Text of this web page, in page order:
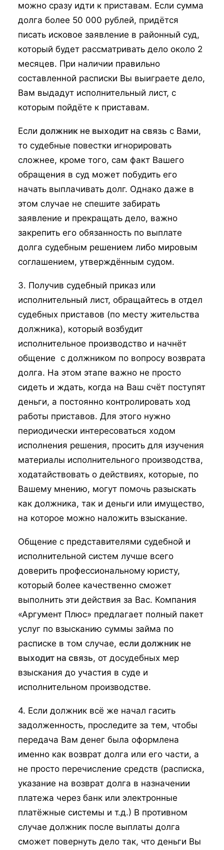
можно сразу идти к приставам. Если сумма
долга более 50 000 рублей, придётся
писать исковое заявление в районный суд,
который будет рассматривать дело около 2
месяцев. При наличии правильно
составленной расписки Вы выиграете дело,
Вам выдадут исполнительный лист, с
которым пойдёте к приставам.
Если должник не выходит на связь с Вами,
то судебные повестки игнорировать
сложнее, кроме того, сам факт Вашего
обращения в суд может побудить его
начать выплачивать долг. Однако даже в
этом случае не спешите забирать
заявление и прекращать дело, важно
закрепить его обязанность по выплате
долга судебным решением либо мировым
соглашением, утверждённым судом.
3. Получив судебный приказ или
исполнительный лист, обращайтесь в отдел
судебных приставов (по месту жительства
должника), который возбудит
исполнительное производство и начнёт
общение с должником по вопросу возврата
долга. На этом этапе важно не просто
сидеть и ждать, когда на Ваш счёт поступят
деньги, а постоянно контролировать ход
работы приставов. Для этого нужно
периодически интересоваться ходом
исполнения решения, просить для изучения
материалы исполнительного производства,
ходатайствовать о действиях, которые, по
Вашему мнению, могут помочь разыскать
как должника, так и деньги или имущество,
на которое можно наложить взыскание.
Общение с представителями судебной и
исполнительной систем лучше всего
доверить профессиональному юристу,
который более качественно сможет
выполнить эти действия за Вас. Компания
«Аргумент Плюс» предлагает полный пакет
услуг по взысканию суммы займа по
расписке в том случае, если должник не
выходит на связь, от досудебных мер
взыскания до участия в суде и
исполнительном производстве.
4. Если должник всё же начал гасить
задолженность, проследите за тем, чтобы
передача Вам денег была оформлена
именно как возврат долга или его части, а
не просто перечисление средств (расписка,
указание на возврат долга в назначении
платежа через банк или электронные
платёжные системы и т.д.) В противном
случае должник после выплаты долга
сможет повернуть дело так, что деньги Вы